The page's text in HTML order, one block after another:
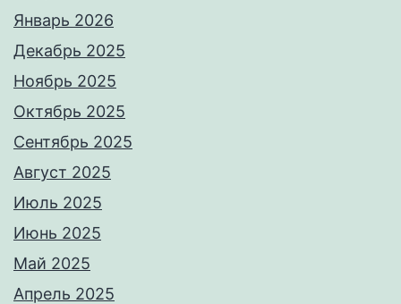
Январь 2026
Декабрь 2025
Ноябрь 2025
Октябрь 2025
Сентябрь 2025
Август 2025
Июль 2025
Июнь 2025
Май 2025
Апрель 2025